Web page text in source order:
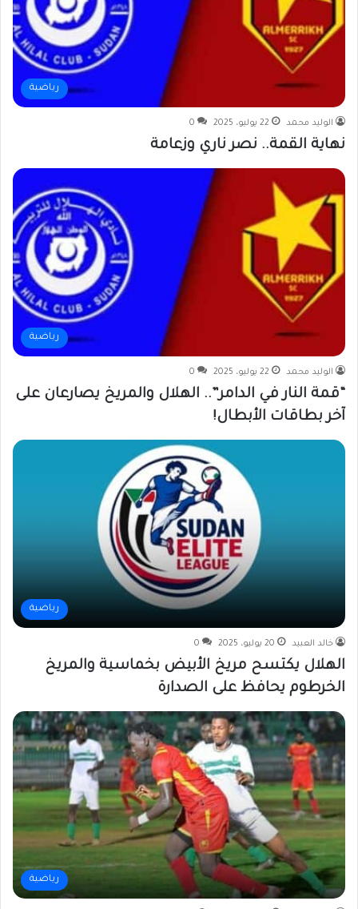
رياضية
الوليد محمد 22 يوليو، 2025 0
نهاية القمة.. نصر ناري وزعامة
رياضية
الوليد محمد 22 يوليو، 2025 0
“قمة النار في الدامر”.. الهلال والمريخ يصارعان على
آخر بطاقات الأبطال!
رياضية
خالد العبيد 20 يوليو، 2025 0
الهلال يكتسح مريخ الأبيض بخماسية والمريخ
الخرطوم يحافظ على الصدارة
رياضية